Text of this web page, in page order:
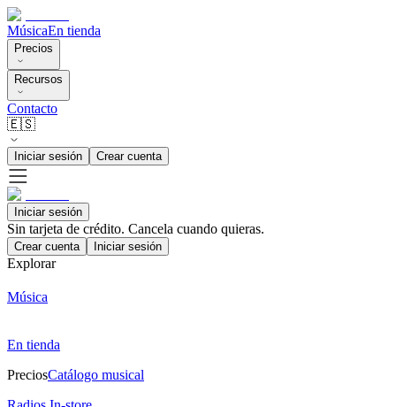
MúsicaEn tienda
Precios
Recursos
Contacto
🇪🇸
Iniciar sesión Crear cuenta
Iniciar sesión
Sin tarjeta de crédito. Cancela cuando quieras.
Crear cuenta Iniciar sesión
Explorar
Música
En tienda
PreciosCatálogo musical